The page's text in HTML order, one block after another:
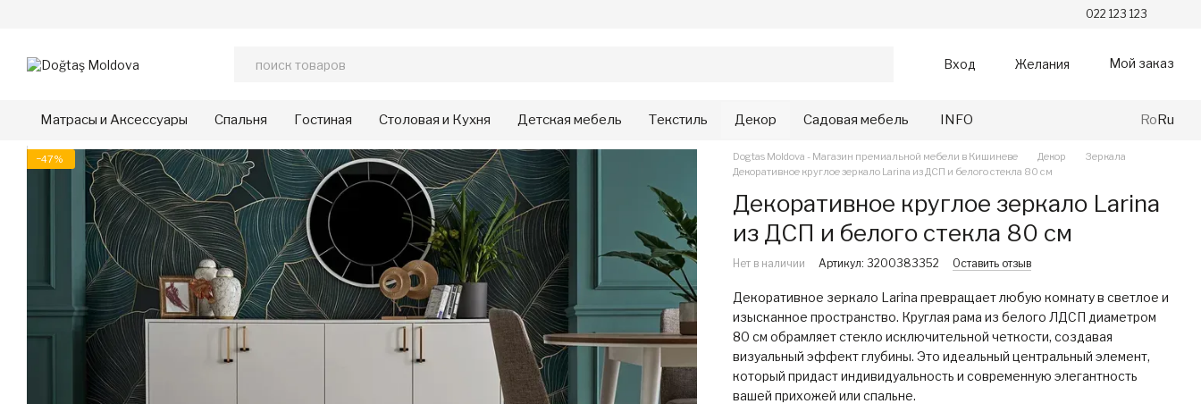
022 123 123
Вход Желания Мой заказ
Матрасы и Аксессуары Спальня Гостиная Столовая и Кухня Детская мебель Текстиль Декор Садовая мебель INFO RoRu
−47% Dogtas Moldova - Магазин премиальной мебели в Кишиневе Декор
Зеркала
Декоративное круглое зеркало Larina из ДСП и белого стекла 80 см
Декоративное круглое зеркало Larina
из ДСП и белого стекла 80 см
Нет в наличии Артикул: 3200383352 Оставить отзыв
Декоративное зеркало Larina превращает любую комнату в светлое и
изысканное пространство. Круглая рама из белого ЛДСП диаметром
80 см обрамляет стекло исключительной четкости, создавая
визуальный эффект глубины. Это идеальный центральный элемент,
который придаст индивидуальность и современную элегантность
вашей прихожей или спальне.